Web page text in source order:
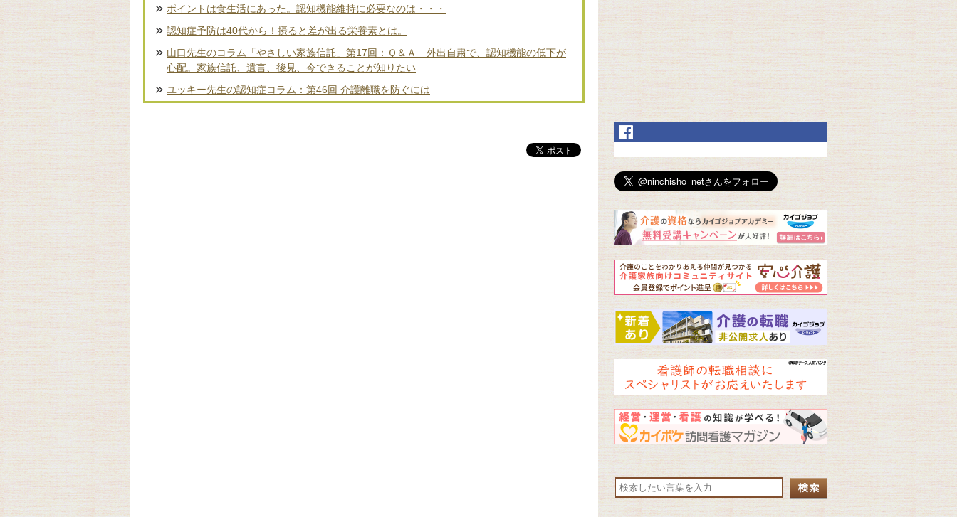
ポイントは食生活にあった。認知機能維持に必要なのは・・・
認知症予防は40代から！摂ると差が出る栄養素とは。
山口先生のコラム「やさしい家族信託」第17回：Ｑ＆Ａ 外出自粛で、認知機能の低下が
心配。家族信託、遺言、後見、今できることが知りたい
ユッキー先生の認知症コラム：第46回 介護離職を防ぐには